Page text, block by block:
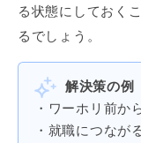
る状態にしておく
るでしょう。
解決策の例
・ワーホリ前か
・就職につなが